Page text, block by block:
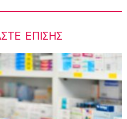
ΕΠΊΣΗΣ